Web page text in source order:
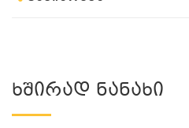
Ხშირად Ნანახი